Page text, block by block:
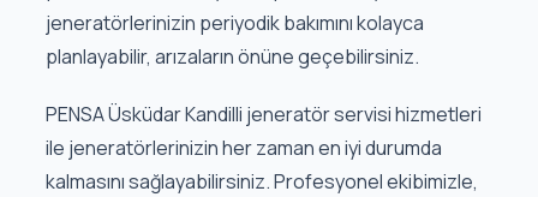
jeneratörlerinizin periyodik bakımını kolayca
planlayabilir, arızaların önüne geçebilirsiniz.
PENSA Üsküdar Kandilli jeneratör servisi hizmetleri
ile jeneratörlerinizin her zaman en iyi durumda
kalmasını sağlayabilirsiniz. Profesyonel ekibimizle,